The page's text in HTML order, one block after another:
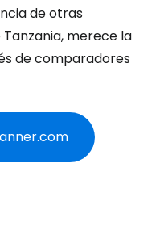
de otras
merece la
de comparadores